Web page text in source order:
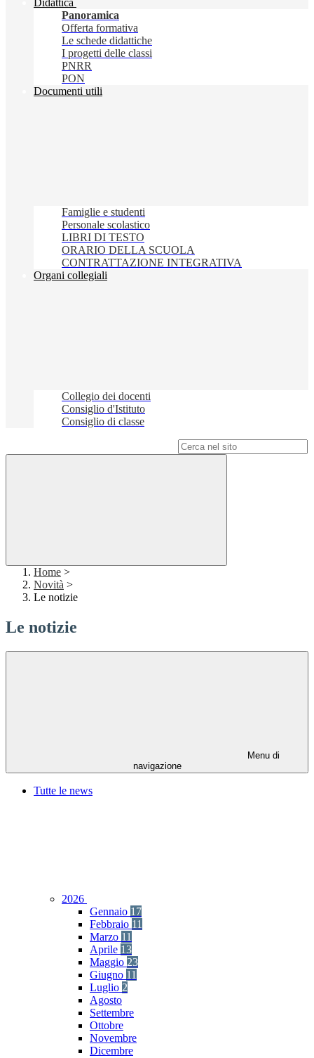
Didattica
Panoramica
Offerta formativa
Le schede didattiche
I progetti delle classi
PNRR
PON
Documenti utili
Famiglie e studenti
Personale scolastico
LIBRI DI TESTO
ORARIO DELLA SCUOLA
CONTRATTAZIONE INTEGRATIVA
Organi collegiali
Collegio dei docenti
Consiglio d'Istituto
Consiglio di classe
Home >
Novità >
Le notizie
Le notizie
Menu di
navigazione
Tutte le news
2026
Gennaio 17
Febbraio 11
Marzo 11
Aprile 13
Maggio 23
Giugno 11
Luglio 2
Agosto
Settembre
Ottobre
Novembre
Dicembre